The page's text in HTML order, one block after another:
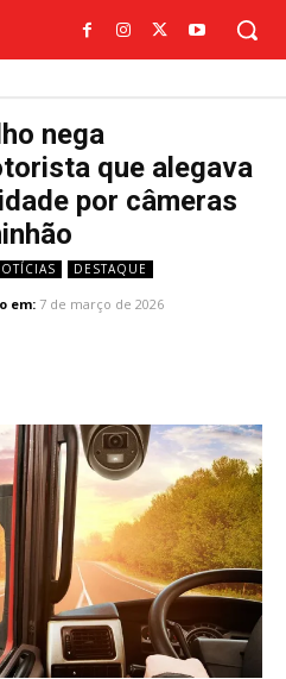
nega
que alegava
por câmeras
DESTAQUE
em: 7 de março de 2026